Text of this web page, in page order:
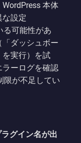
本体
な設定
る可能性があ
「ダッシュボー
実行）を試
ーログを確認
限が不足してい
グイン名が出